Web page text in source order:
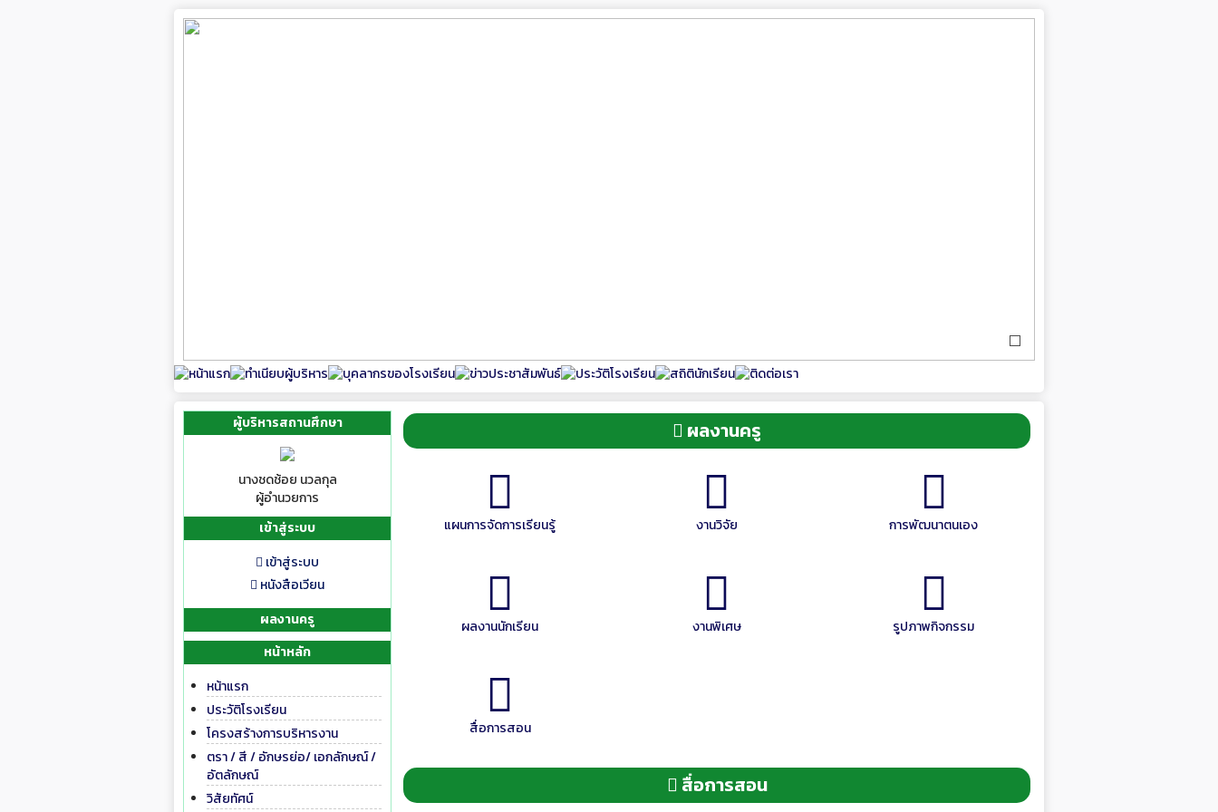
ผู้บริหารสถานศึกษา
นางชดช้อย นวลกุล
ผู้อำนวยการ
เข้าสู่ระบบ
เข้าสู่ระบบ
หนังสือเวียน
ผลงานครู
หน้าหลัก
หน้าแรก
ประวัติโรงเรียน
โครงสร้างการบริหารงาน
ตรา / สี / อักษรย่อ/ เอกลักษณ์ /
อัตลักษณ์
วิสัยทัศน์
ผลงานครู
แผนการจัดการเรียนรู้ งานวิจัย การพัฒนาตนเอง
ผลงานนักเรียน งานพิเศษ รูปภาพกิจกรรม
สื่อการสอน
สื่อการสอน